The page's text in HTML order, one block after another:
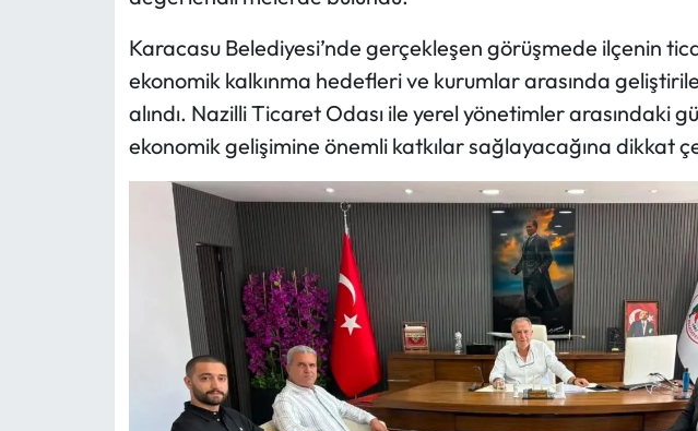
Karacasu Belediyesi’nde gerçekleşen görüşmede ilçenin
ekonomik kalkınma hedefleri ve kurumlar arasında
alındı. Nazilli Ticaret Odası ile yerel yönetimler arasındaki
ekonomik gelişimine önemli katkılar sağlayacağına dikkat